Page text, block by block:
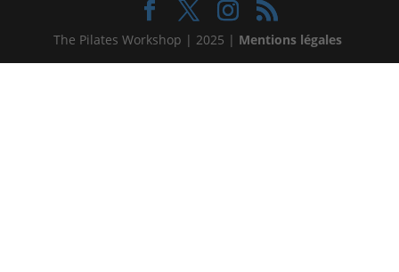
The Pilates Workshop | 2025 | Mentions légales